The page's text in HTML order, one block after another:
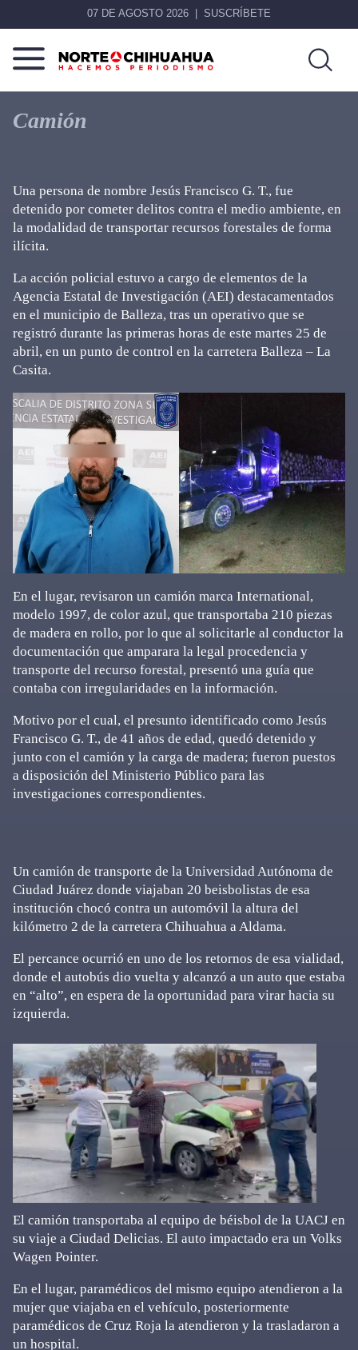
07 DE AGOSTO 2026 SUSCRÍBETE
Norte
De
Chihuahua
Más
que
noticias,
Camión
Una persona de nombre Jesús Francisco G. T., fue
detenido por cometer delitos contra el medio ambiente, en
la modalidad de transportar recursos forestales de forma
ilícita.
La acción policial estuvo a cargo de elementos de la
Agencia Estatal de Investigación (AEI) destacamentados
en el municipio de Balleza, tras un operativo que se
registró durante las primeras horas de este martes 25 de
abril, en un punto de control en la carretera Balleza – La
Casita.
En el lugar, revisaron un camión marca International,
modelo 1997, de color azul, que transportaba 210 piezas
de madera en rollo, por lo que al solicitarle al conductor la
documentación que amparara la legal procedencia y
transporte del recurso forestal, presentó una guía que
contaba con irregularidades en la información.
Motivo por el cual, el presunto identificado como Jesús
Francisco G. T., de 41 años de edad, quedó detenido y
junto con el camión y la carga de madera; fueron puestos
a disposición del Ministerio Público para las
investigaciones correspondientes.
Un camión de transporte de la Universidad Autónoma de
Ciudad Juárez donde viajaban 20 beisbolistas de esa
institución chocó contra un automóvil la altura del
kilómetro 2 de la carretera Chihuahua a Aldama.
El percance ocurrió en uno de los retornos de esa vialidad,
donde el autobús dio vuelta y alcanzó a un auto que estaba
en “alto”, en espera de la oportunidad para virar hacia su
izquierda.
El camión transportaba al equipo de béisbol de la UACJ en
su viaje a Ciudad Delicias. El auto impactado era un Volks
Wagen Pointer.
En el lugar, paramédicos del mismo equipo atendieron a la
mujer que viajaba en el vehículo, posteriormente
paramédicos de Cruz Roja la atendieron y la trasladaron a
un hospital.